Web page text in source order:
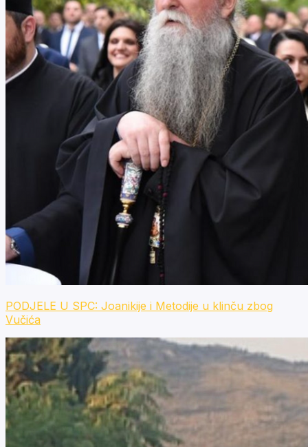
PODJELE U SPC: Joanikije i Metodije u klinču zbog
Vučića